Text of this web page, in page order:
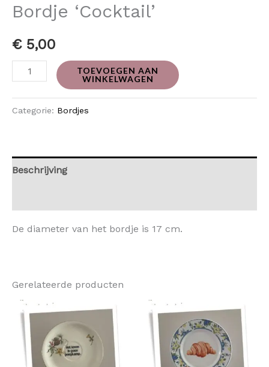
Bordje ‘Cocktail’
€5,00
TOEVOEGEN AAN
WINKELWAGEN
Categorie: Bordjes
Beschrijving
De diameter van het bordje is 17 cm.
Gerelateerde producten